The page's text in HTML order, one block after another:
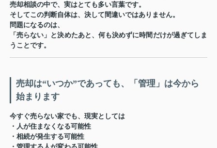
売却相談の中で、実はとても多い言葉です。
そしてこの判断自体は、決して間違いではありません。
問題になるのは、
「売らない」と決めたあと、何も決めずに時間だけが過ぎてしま
うことです。
売却は“いつか”であっても、「管理」は今から
始まります
今すぐ売らない家でも、現実としては
・人が住まなくなる可能性
・相続が発生する可能性